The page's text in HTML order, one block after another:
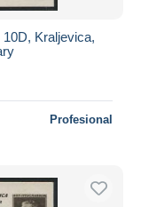
Kraljevica,
Profesional